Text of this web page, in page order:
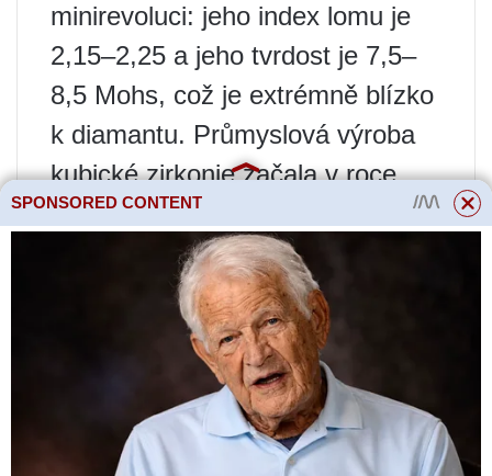
minirevoluci: jeho index lomu je
2,15–2,25 a jeho tvrdost je 7,5–
8,5 Mohs, což je extrémně blízko
k diamantu. Průmyslová výroba
kubické zirkonie začala v roce
1976 a v roce 1980 dosáhl objem
celosvětové produkce 50 milionů
karátů ročně. Pro srovnání je to
zhruba polovina dnešní
celosvětové produkce surových
přírodních diamantů.
SPONSORED CONTENT